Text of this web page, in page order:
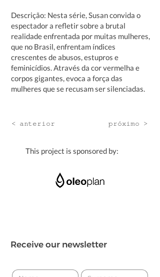
Descrição: Nesta série, Susan convida o
espectador a refletir sobre a brutal
realidade enfrentada por muitas mulheres,
que no Brasil, enfrentam índices
crescentes de abusos, estupros e
feminicídios. Através da cor vermelha e
corpos gigantes, evoca a força das
mulheres que se recusam ser silenciadas.
< anterior próximo >
This project is sponsored by:
Receive our newsletter